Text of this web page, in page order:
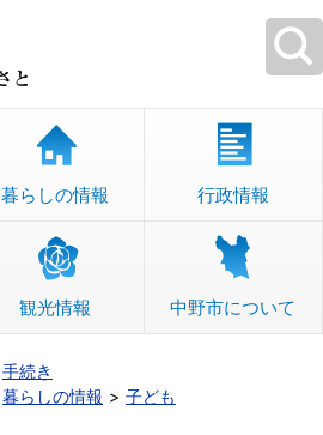
暮らしの情報 行政情報
観光情報 中野市について
手続き
暮らしの情報
子ども